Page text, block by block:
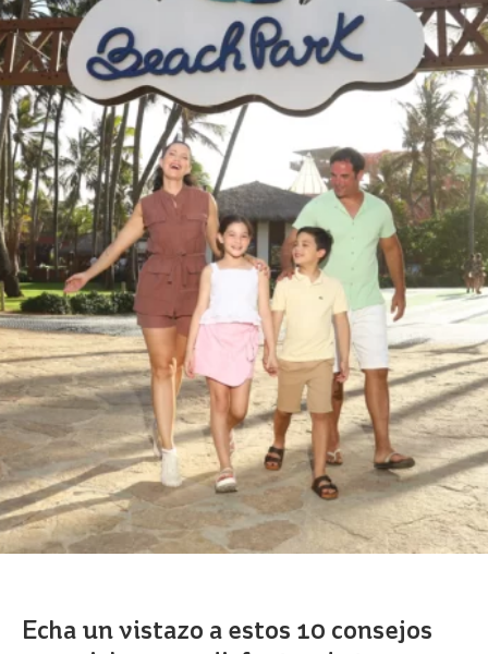
BIENESTAR
BEACH
PARK
RESORT
Echa un vistazo a estos 10 consejos